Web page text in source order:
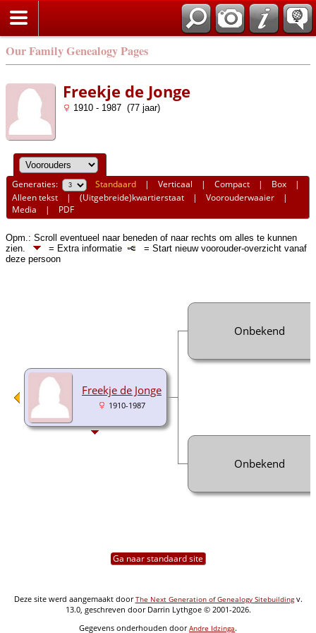
Our Family Genealogy Pages
Freekje de Jonge
1910 - 1987 (77 jaar)
Generaties: Standaard |Verticaal |Compact | Box |
Alleen tekst |(Uitgebreide)kwartierstaat |Voorouderwaaier |
Media | PDF
Opm.: Scroll eventueel naar beneden of naar rechts om alles te kunnen
zien.
= Extra informatie
= Start nieuw voorouder-overzicht vanaf
deze persoon
Freekje de Jonge
1910-1987
Onbekend
Onbekend
Ga naar standaard site
Deze site werd aangemaakt doorThe Next Generation of Genealogy Sitebuildingv.
13.0, geschreven door Darrin Lythgoe © 2001-2026.
Gegevens onderhouden doorAndre Idzinga.